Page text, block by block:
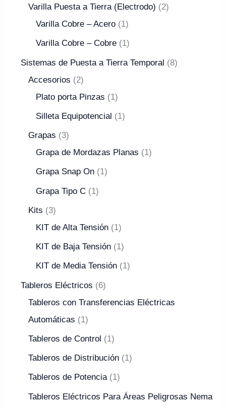
Varilla Puesta a Tierra (Electrodo)
2
Varilla Cobre – Acero
1
Varilla Cobre – Cobre 1
Sistemas de Puesta a Tierra Temporal
8
Accesorios
2
Plato porta Pinzas
1
Silleta Equipotencial 1
Grapas
3
Grapa de Mordazas Planas
1
Grapa Snap On 1
Grapa Tipo C 1
Kits
3
KIT de Alta Tensión
1
KIT de Baja Tensión 1
KIT de Media Tensión 1
Tableros Eléctricos
6
Tableros con Transferencias Eléctricas
Automáticas
1
Tableros de Control 1
Tableros de Distribución 1
Tableros de Potencia 1
Tableros Eléctricos Para Áreas Peligrosas Nema